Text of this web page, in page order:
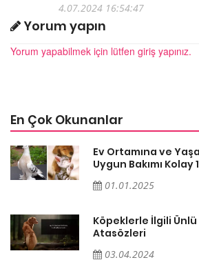
4.07.2024 16:54:47
Yorum yapın
Yorum yapabilmek için lütfen giriş yapınız.
En Çok Okunanlar
Ev Ortamına ve
Uygun Bakımı Kolay
01.01.2025
Köpeklerle İlgili
Atasözleri
03.04.2024